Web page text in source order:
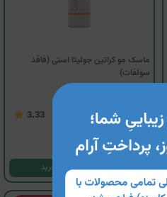
ماسک مو کراتین جولیتا استی (فاقد
سولفات)
724,300
3.33
651,900 تومان
اضافه کردن به سبد خرید